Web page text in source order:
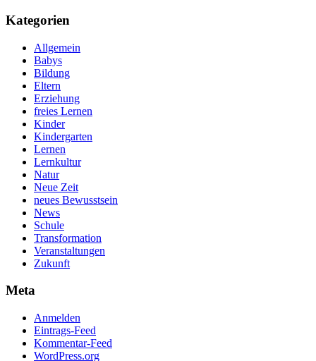
Kategorien
Allgemein
Babys
Bildung
Eltern
Erziehung
freies Lernen
Kinder
Kindergarten
Lernen
Lernkultur
Natur
Neue Zeit
neues Bewusstsein
News
Schule
Transformation
Veranstaltungen
Zukunft
Meta
Anmelden
Eintrags-Feed
Kommentar-Feed
WordPress.org